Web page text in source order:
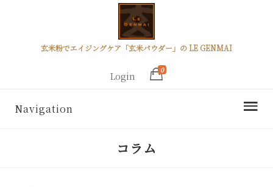
玄米粉でエイジングケア「玄米パウダー」の LE GENMAI
Login
0
Navigation
コラム